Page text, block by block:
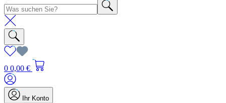
0 0,00 €
Ihr Konto